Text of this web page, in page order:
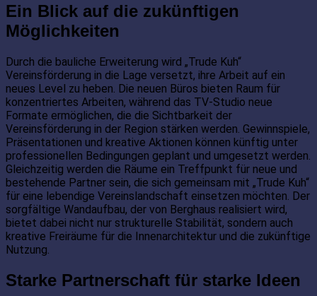
Ein Blick auf die zukünftigen
Möglichkeiten
Durch die bauliche Erweiterung wird „Trude Kuh“
Vereinsförderung in die Lage versetzt, ihre Arbeit auf ein
neues Level zu heben. Die neuen Büros bieten Raum für
konzentriertes Arbeiten, während das TV-Studio neue
Formate ermöglichen, die die Sichtbarkeit der
Vereinsförderung in der Region stärken werden. Gewinnspiele,
Präsentationen und kreative Aktionen können künftig unter
professionellen Bedingungen geplant und umgesetzt werden.
Gleichzeitig werden die Räume ein Treffpunkt für neue und
bestehende Partner sein, die sich gemeinsam mit „Trude Kuh“
für eine lebendige Vereinslandschaft einsetzen möchten. Der
sorgfältige Wandaufbau, der von Berghaus realisiert wird,
bietet dabei nicht nur strukturelle Stabilität, sondern auch
kreative Freiräume für die Innenarchitektur und die zukünftige
Nutzung.
Starke Partnerschaft für starke Ideen